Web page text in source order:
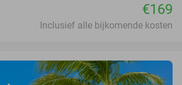
€169
Inclusief alle bijkomende kosten